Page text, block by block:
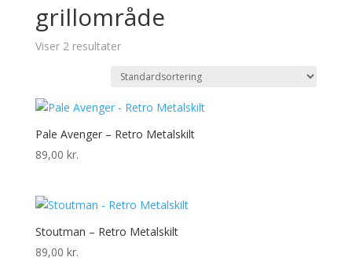
grillområde
Viser 2 resultater
Pale Avenger – Retro Metalskilt
89,00 kr.
Stoutman – Retro Metalskilt
89,00 kr.